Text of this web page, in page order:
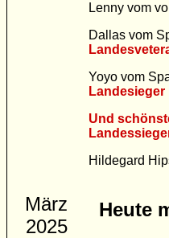
Lenny vom
Dallas vom
Yoyo vom
Landesieger
Und
Hildegard
März
2025
Heute